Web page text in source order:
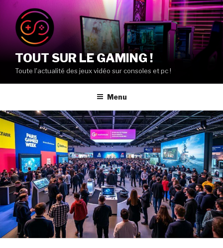
contenu
principal
TOUT SUR LE GAMING !
Toute l'actualité des jeux vidéo sur consoles et pc !
Menu